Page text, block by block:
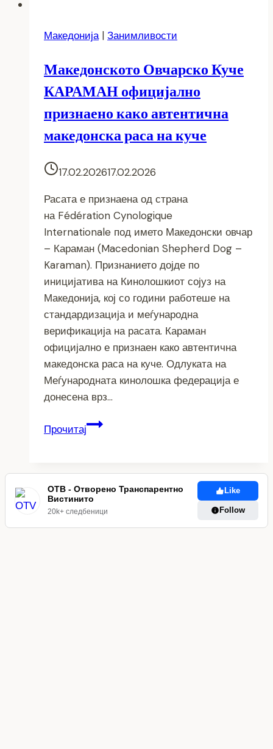
Македонија| Занимливости
Македонското Овчарско Куче
КАРАМАН официјално
признаено како автентична
македонска раса на куче
17.02.202617.02.2026
Расата е признаена од страна
на Fédération Cynologique
Internationale под името Македонски овчар
– Караман (Macedonian Shepherd Dog –
Karaman). Признанието дојде по
иницијатива на Кинолошкиот сојуз на
Македонија, кој со години работеше на
стандардизација и меѓународна
верификација на расата. Караман
официјално е признаен како автентична
македонска раса на куче. Одлуката на
Меѓународната кинолошка федерација е
донесена врз…
ПрочитајМакедонското
КАРАМАН
официјално
признаено
ОТВ - Отворено Транспарентно
Вистинито
20k+ следбеници
Like
Follow